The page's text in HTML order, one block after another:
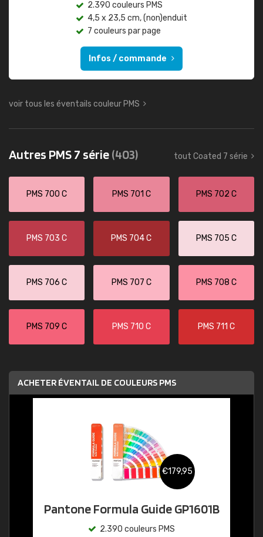
2.390 couleurs PMS
4,5 x 23,5 cm, (non)enduit
7 couleurs par page
Infos / commande
voir tous les éventails couleur PMS
Autres PMS 7 série(403) tout Coated 7 série
PMS 700 C PMS 701 C PMS 702 C
PMS 703 C PMS 704 C PMS 705 C
PMS 706 C PMS 707 C PMS 708 C
PMS 709 C PMS 710 C PMS 711 C
ACHETER ÉVENTAIL DE COULEURS PMS
€179,95
Pantone Formula Guide GP1601B
2.390 couleurs PMS